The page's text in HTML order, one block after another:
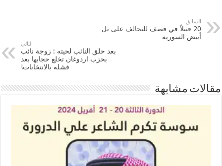
السابق
20 قتيلاً في قصف للتحالف على تل
أبيض السورية
التالي
بعد حلق النائب لحيته : زوجة نائب
بحزب اردوغان تخلع حجابها بعد
فشله بالانتخابات!
مقالات مشابهة